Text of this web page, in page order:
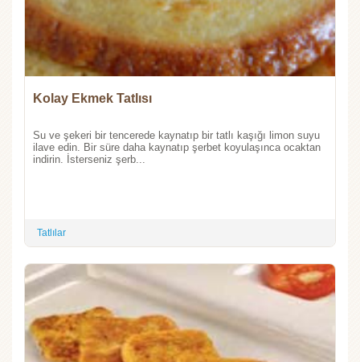
Kolay Ekmek Tatlısı
Su ve şekeri bir tencerede kaynatıp bir tatlı kaşığı limon suyu
ilave edin. Bir süre daha kaynatıp şerbet koyulaşınca ocaktan
indirin. İsterseniz şerb...
Tatlılar